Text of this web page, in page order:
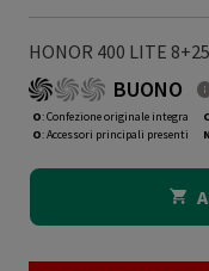
HONOR 400 LITE
BUONO
O: Confezione originale integra
O: Accessori principali presenti
C
N